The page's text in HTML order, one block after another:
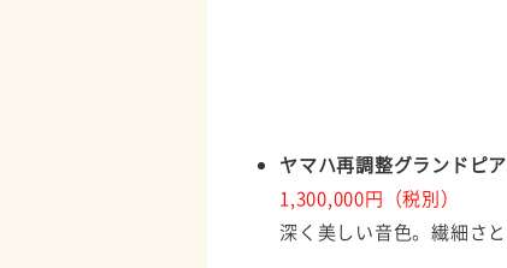
ヤマハ再調整グランドピア
1,300,000円（税別）
深く美しい音色。繊細さ